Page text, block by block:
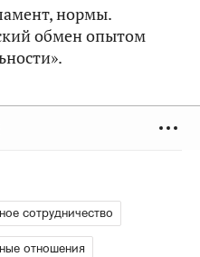
нормы.
обмен опытом
сотрудничество
отношения